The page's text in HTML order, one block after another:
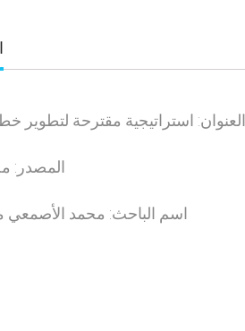
العنوان: استراتيجية مقترحة
المصدر:
اسم الباحث: محمد الأصمعي